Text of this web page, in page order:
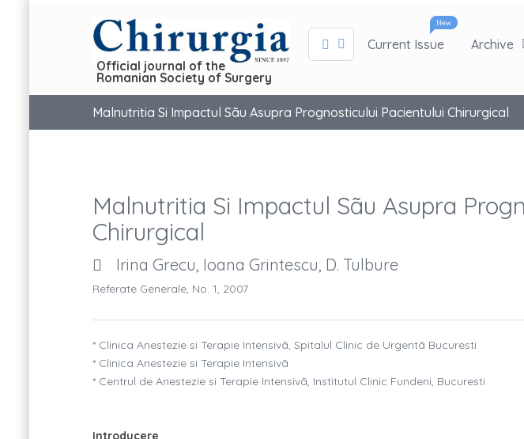
Official journal of the
Romanian Society of Surgery
New
Current Issue Archive
Malnutritia Si Impactul Sãu Asupra Prognosticului Pacientului Chirurgical
Malnutritia Si Impactul Sãu Asupra
Chirurgical
Irina Grecu, Ioana Grintescu, D. Tulbure
Referate Generale, No. 1, 2007
* Clinica Anestezie si Terapie Intensivã, Spitalul Clinic de Urgentã Bucuresti
* Clinica Anestezie si Terapie Intensivã
* Centrul de Anestezie si Terapie Intensivã, Institutul Clinic Fundeni, Bucuresti
Introducere